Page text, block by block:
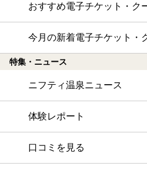
おすすめ電子チケット・ク
今月の新着電子チケット・
特集・ニュース
ニフティ温泉ニュース
体験レポート
口コミを見る